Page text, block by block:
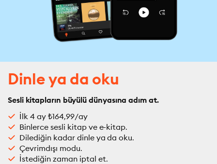
Dinle ya da oku
Sesli kitapların büyülü dünyasına adım at.
İlk 4 ay ₺164,99/ay
Binlerce sesli kitap ve e-kitap.
Dilediğin kadar dinle ya da oku.
Çevrimdışı modu.
İstediğin zaman iptal et.